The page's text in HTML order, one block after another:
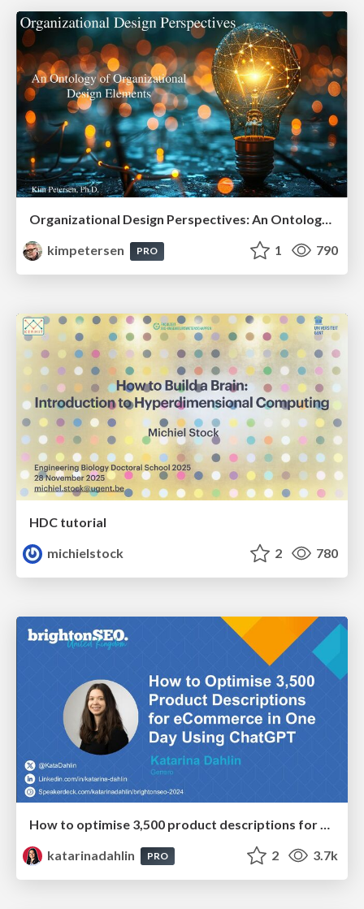
Organizational Design Perspectives: An Ontology of Organizational Design Elements
kimpetersen
PRO 1 790
HDC tutorial
michielstock
2 780
How to optimise 3,500 product descriptions for ecommerce in one day using ChatGPT
katarinadahlin
PRO 2 3.7k